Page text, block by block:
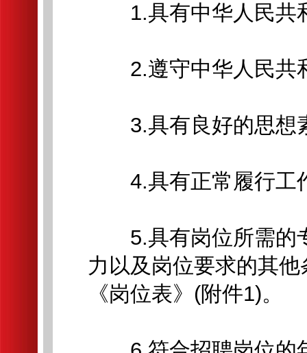
1.具有中华人民共
2.遵守中华人民共
3.具有良好的思想
4.具有正常履行工
5.具有岗位所需的
力以及岗位要求的其
《岗位表》(附件1)。